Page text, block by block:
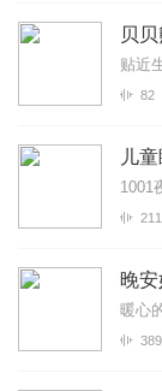
贝
贴近
82
儿
1001
晚
暖心